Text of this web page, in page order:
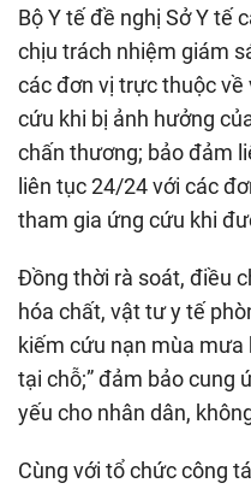
Bộ Y tế đề nghị Sở Y tế
chịu trách nhiệm giám
các đơn vị trực thuộc về
cứu khi bị ảnh hưởng
chấn thương; bảo đảm
liên tục 24/24 với các
tham gia ứng cứu khi
Đồng thời rà soát, điều
hóa chất, vật tư y tế
kiếm cứu nạn mùa mưa
tại chỗ;” đảm bảo cung
yếu cho nhân dân,
Cùng với tổ chức công